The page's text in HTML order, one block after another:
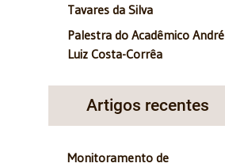
Tavares da Silva
Palestra do Acadêmico André
Luiz Costa-Corrêa
Artigos recentes
Monitoramento de